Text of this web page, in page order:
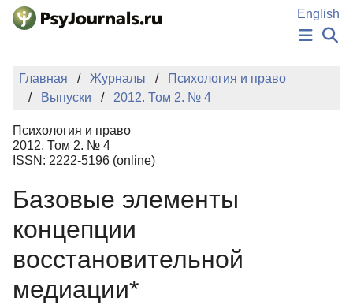
Перейти к основному содержанию
English
НОВОСТИ
ИЗДАНИЯ
ПОДАТЬ РУКОПИСЬ
КЛЮЧЕВЫЕ СЛОВА
Главная Журналы
Психология и право
Выпуски
2012. Том 2. № 4
Психология и право
2012. Том 2. № 4
ISSN: 2222-5196 (online)
Базовые элементы
концепции
восстановительной
медиации*